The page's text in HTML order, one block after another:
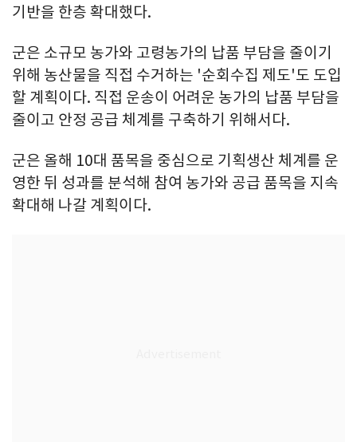
기반을 한층 확대했다.
군은 소규모 농가와 고령농가의 납품 부담을 줄이기
위해 농산물을 직접 수거하는 '순회수집 제도'도 도입
할 계획이다. 직접 운송이 어려운 농가의 납품 부담을
줄이고 안정 공급 체계를 구축하기 위해서다.
군은 올해 10대 품목을 중심으로 기획생산 체계를 운
영한 뒤 성과를 분석해 참여 농가와 공급 품목을 지속
확대해 나갈 계획이다.